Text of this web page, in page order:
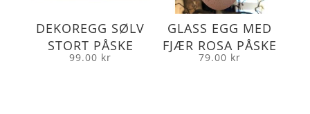
DEKOREGG SØLV
STORT PÅSKE
99.00 kr
GLASS EGG MED
FJÆR ROSA PÅSKE
79.00 kr